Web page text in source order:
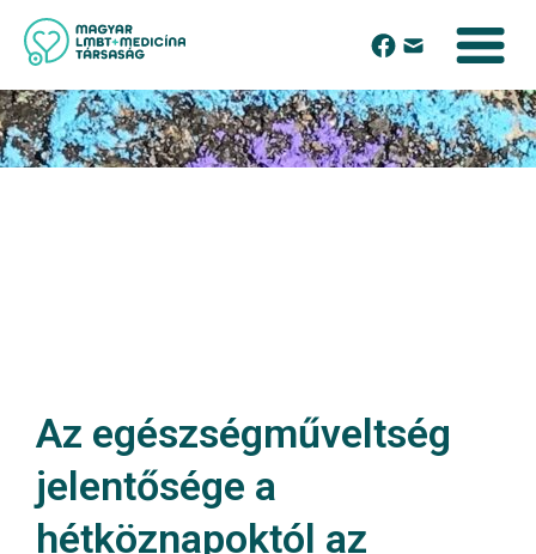
Az egészségműveltség
jelentősége a
hétköznapoktól az